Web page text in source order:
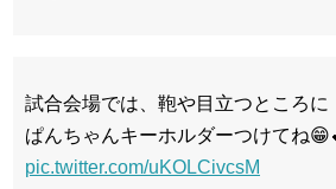
試合会場では、鞄や目立つところに
ぱんちゃんキーホルダーつけてね
pic.twitter.com/uKOLCivcsM